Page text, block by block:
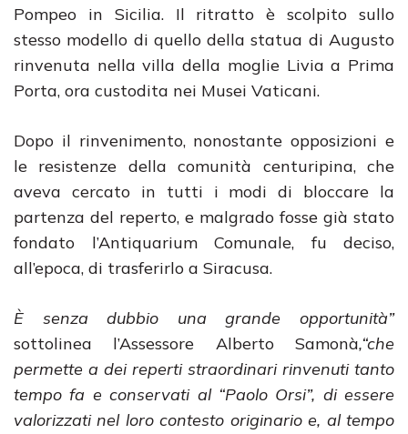
Pompeo in Sicilia. Il ritratto è scolpito sullo
stesso modello di quello della statua di Augusto
rinvenuta nella villa della moglie Livia a Prima
Porta, ora custodita nei Musei Vaticani.
Dopo il rinvenimento, nonostante opposizioni e
le resistenze della comunità centuripina, che
aveva cercato in tutti i modi di bloccare la
partenza del reperto, e malgrado fosse già stato
fondato l’Antiquarium Comunale, fu deciso,
all’epoca, di trasferirlo a Siracusa.
È senza dubbio una grande opportunità”
sottolinea l’Assessore Alberto Samonà,“che
permette a dei reperti straordinari rinvenuti tanto
tempo fa e conservati al “Paolo Orsi”, di essere
valorizzati nel loro contesto originario e, al tempo